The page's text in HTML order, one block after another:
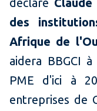
des
Afrique de
aidera BBGCI
PME d'ici à
entreprises de